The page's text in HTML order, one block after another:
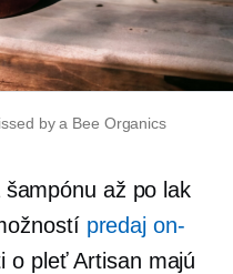
by a Bee Organics
až po lak
predaj on-
o pleť Artisan majú